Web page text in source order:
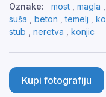
Oznake:
most magla
suša
beton ,temelj
stub
neretva konjic
Kupi fotografiju